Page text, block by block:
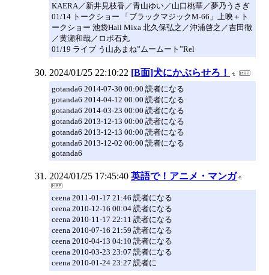
KAERA／新井見枝香／青山ゆい／山口桃華／夢乃うさぎ
01/14 トークショー 「ブラックマジックM-66」上映＋ト
ークショー 池袋Hall Mixa 北久保弘之／沖浦啓之／吉田徹
／黄瀬和哉／ロボ石丸
01/19 ライブ う山あまね”ムームート”Rel
2024/01/25 22:10:22 [B面]犬にかぶらせろ！
gotanda6 2014-07-30 00:00 読者になる
gotanda6 2014-04-12 00:00 読者になる
gotanda6 2014-03-23 00:00 読者になる
gotanda6 2013-12-13 00:00 読者になる
gotanda6 2013-12-13 00:00 読者になる
gotanda6 2013-12-02 00:00 読者になる
gotanda6
2024/01/25 17:45:40 英語で！アニメ・マンガ
ceena 2011-01-17 21:46 読者になる
ceena 2010-12-16 00:04 読者になる
ceena 2010-11-17 22:11 読者になる
ceena 2010-07-16 21:59 読者になる
ceena 2010-04-13 04:10 読者になる
ceena 2010-03-23 23:07 読者になる
ceena 2010-01-24 23:27 読者に